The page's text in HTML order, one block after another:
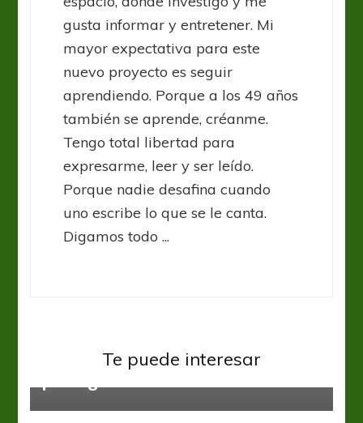
gusta informar y entretener. Mi
mayor expectativa para este
nuevo proyecto es seguir
aprendiendo. Porque a los 49 años
también se aprende, créanme.
Tengo total libertad para
expresarme, leer y ser leído.
Porque nadie desafina cuando
uno escribe lo que se le canta.
Digamos todo ...
Te puede interesar
Ligue 1: PSG se aleja mientras sus